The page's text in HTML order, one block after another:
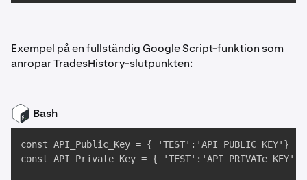
Exempel på en fullständig Google Script-funktion som
anropar TradesHistory-slutpunkten:
Bash
const API_Public_Key = { 'TEST':'API PUBLIC KEY'}
const API_Private_Key = { 'TEST':'API PRIVATe KEY' }